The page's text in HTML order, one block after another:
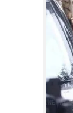
SPIRITUAL